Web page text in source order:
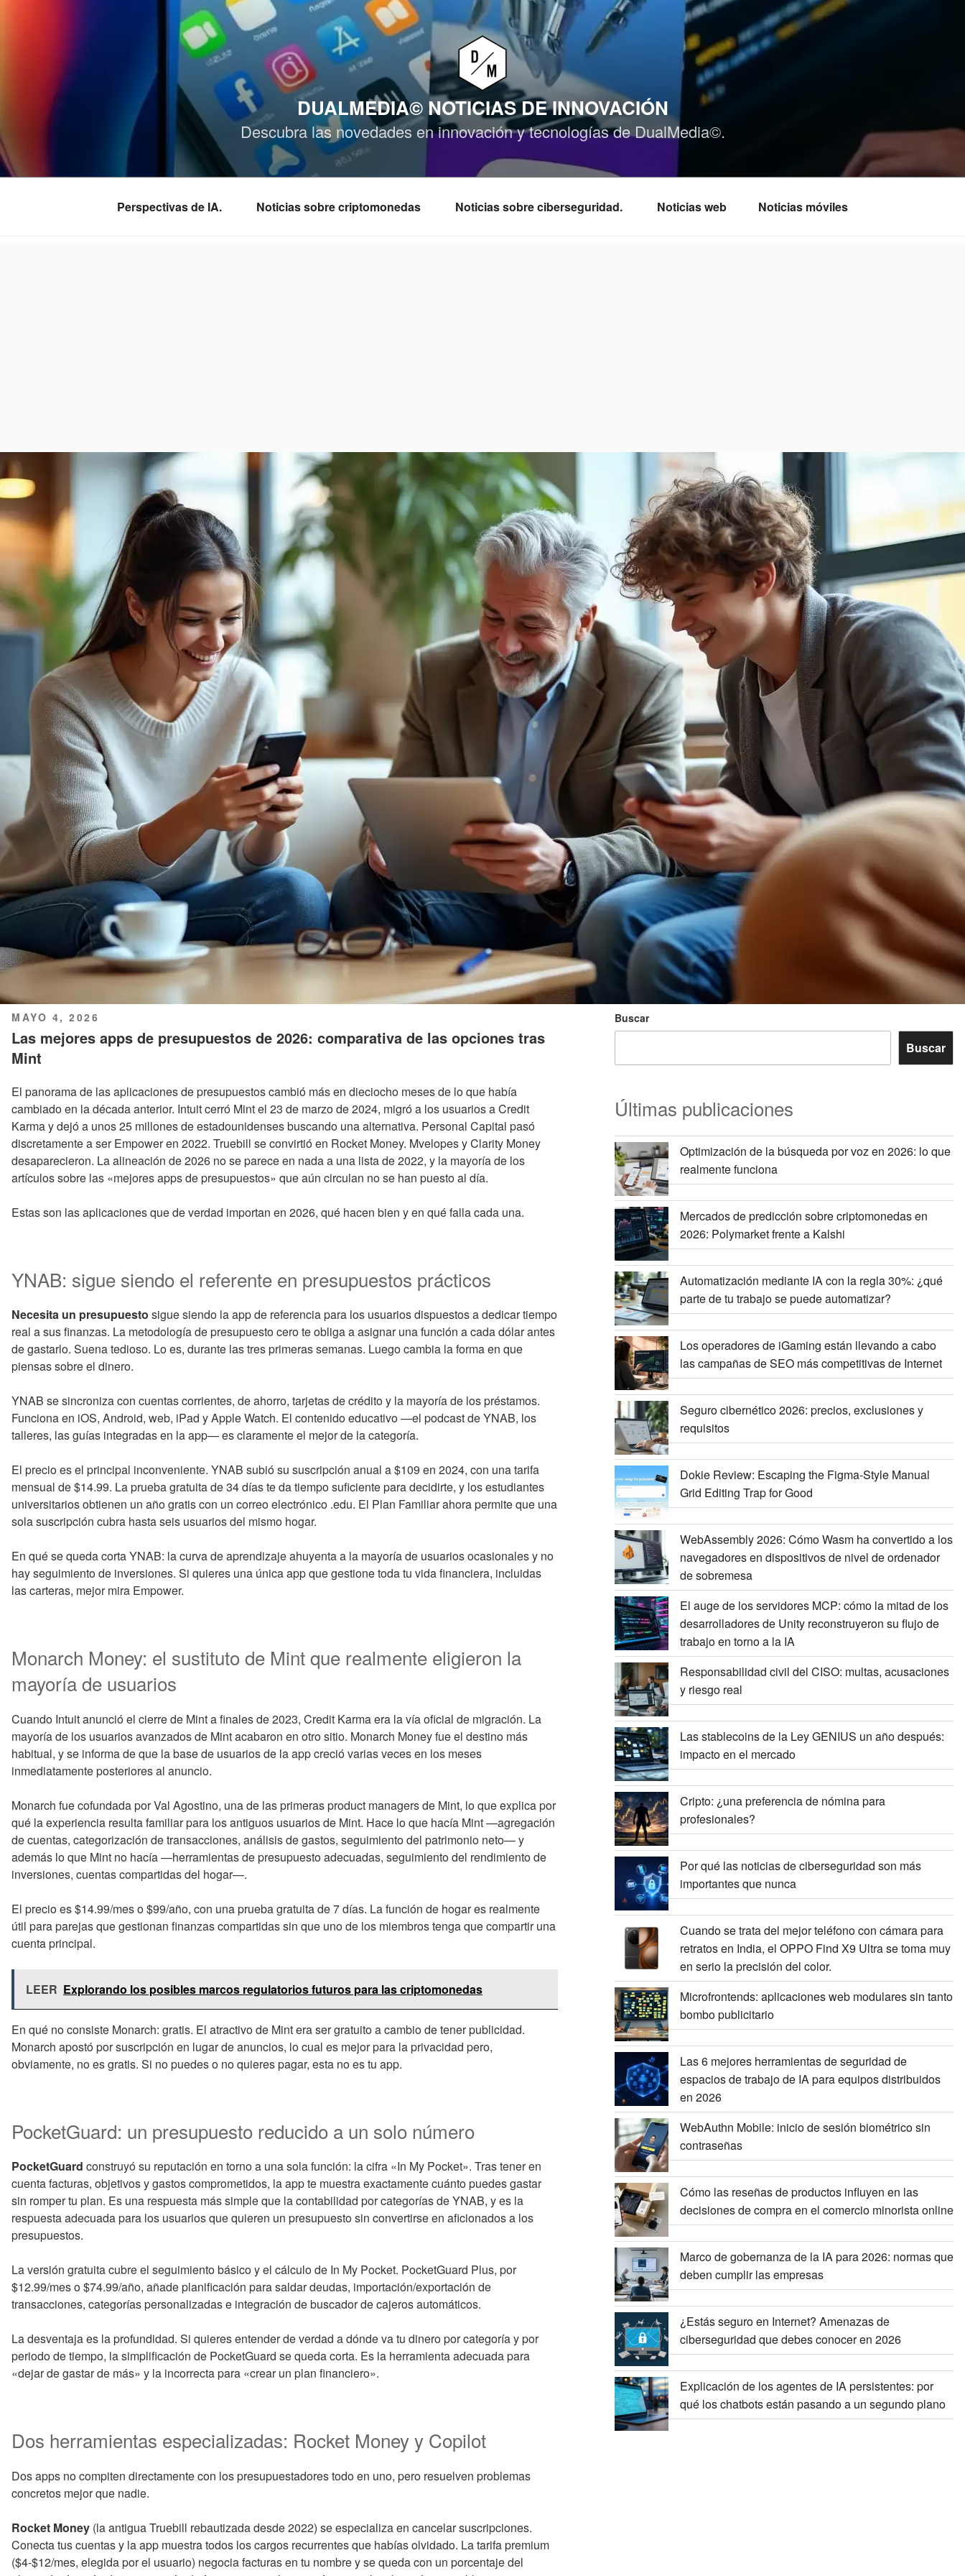
DUALMEDIA© NOTICIAS DE INNOVACIÓN
Descubra las novedades en innovación y tecnologías de DualMedia©.
Perspectivas de IA. Noticias sobre criptomonedas Noticias sobre ciberseguridad. Noticias web Noticias móviles
PUBLICADO
EL
MAYO 4, 2026
Las mejores apps de presupuestos de 2026: comparativa de las opciones tras
Mint
El panorama de las aplicaciones de presupuestos cambió más en dieciocho meses de lo que había
cambiado en la década anterior. Intuit cerró Mint el 23 de marzo de 2024, migró a los usuarios a Credit
Karma y dejó a unos 25 millones de estadounidenses buscando una alternativa. Personal Capital pasó
discretamente a ser Empower en 2022. Truebill se convirtió en Rocket Money. Mvelopes y Clarity Money
desaparecieron. La alineación de 2026 no se parece en nada a una lista de 2022, y la mayoría de los
artículos sobre las «mejores apps de presupuestos» que aún circulan no se han puesto al día.
Estas son las aplicaciones que de verdad importan en 2026, qué hacen bien y en qué falla cada una.
YNAB: sigue siendo el referente en presupuestos prácticos
Necesita un presupuesto sigue siendo la app de referencia para los usuarios dispuestos a dedicar tiempo
real a sus finanzas. La metodología de presupuesto cero te obliga a asignar una función a cada dólar antes
de gastarlo. Suena tedioso. Lo es, durante las tres primeras semanas. Luego cambia la forma en que
piensas sobre el dinero.
YNAB se sincroniza con cuentas corrientes, de ahorro, tarjetas de crédito y la mayoría de los préstamos.
Funciona en iOS, Android, web, iPad y Apple Watch. El contenido educativo —el podcast de YNAB, los
talleres, las guías integradas en la app— es claramente el mejor de la categoría.
El precio es el principal inconveniente. YNAB subió su suscripción anual a $109 en 2024, con una tarifa
mensual de $14.99. La prueba gratuita de 34 días te da tiempo suficiente para decidirte, y los estudiantes
universitarios obtienen un año gratis con un correo electrónico .edu. El Plan Familiar ahora permite que una
sola suscripción cubra hasta seis usuarios del mismo hogar.
En qué se queda corta YNAB: la curva de aprendizaje ahuyenta a la mayoría de usuarios ocasionales y no
hay seguimiento de inversiones. Si quieres una única app que gestione toda tu vida financiera, incluidas
las carteras, mejor mira Empower.
Monarch Money: el sustituto de Mint que realmente eligieron la
mayoría de usuarios
Cuando Intuit anunció el cierre de Mint a finales de 2023, Credit Karma era la vía oficial de migración. La
mayoría de los usuarios avanzados de Mint acabaron en otro sitio. Monarch Money fue el destino más
habitual, y se informa de que la base de usuarios de la app creció varias veces en los meses
inmediatamente posteriores al anuncio.
Monarch fue cofundada por Val Agostino, una de las primeras product managers de Mint, lo que explica por
qué la experiencia resulta familiar para los antiguos usuarios de Mint. Hace lo que hacía Mint —agregación
de cuentas, categorización de transacciones, análisis de gastos, seguimiento del patrimonio neto— y
además lo que Mint no hacía —herramientas de presupuesto adecuadas, seguimiento del rendimiento de
inversiones, cuentas compartidas del hogar—.
El precio es $14.99/mes o $99/año, con una prueba gratuita de 7 días. La función de hogar es realmente
útil para parejas que gestionan finanzas compartidas sin que uno de los miembros tenga que compartir una
cuenta principal.
LEER Explorando los posibles marcos regulatorios futuros para las criptomonedas
En qué no consiste Monarch: gratis. El atractivo de Mint era ser gratuito a cambio de tener publicidad.
Monarch apostó por suscripción en lugar de anuncios, lo cual es mejor para la privacidad pero,
obviamente, no es gratis. Si no puedes o no quieres pagar, esta no es tu app.
PocketGuard: un presupuesto reducido a un solo número
PocketGuard construyó su reputación en torno a una sola función: la cifra «In My Pocket». Tras tener en
cuenta facturas, objetivos y gastos comprometidos, la app te muestra exactamente cuánto puedes gastar
sin romper tu plan. Es una respuesta más simple que la contabilidad por categorías de YNAB, y es la
respuesta adecuada para los usuarios que quieren un presupuesto sin convertirse en aficionados a los
presupuestos.
La versión gratuita cubre el seguimiento básico y el cálculo de In My Pocket. PocketGuard Plus, por
$12.99/mes o $74.99/año, añade planificación para saldar deudas, importación/exportación de
transacciones, categorías personalizadas e integración de buscador de cajeros automáticos.
La desventaja es la profundidad. Si quieres entender de verdad a dónde va tu dinero por categoría y por
periodo de tiempo, la simplificación de PocketGuard se queda corta. Es la herramienta adecuada para
«dejar de gastar de más» y la incorrecta para «crear un plan financiero».
Dos herramientas especializadas: Rocket Money y Copilot
Dos apps no compiten directamente con los presupuestadores todo en uno, pero resuelven problemas
concretos mejor que nadie.
Rocket Money (la antigua Truebill rebautizada desde 2022) se especializa en cancelar suscripciones.
Conecta tus cuentas y la app muestra todos los cargos recurrentes que habías olvidado. La tarifa premium
($4-$12/mes, elegida por el usuario) negocia facturas en tu nombre y se queda con un porcentaje del
Buscar
Buscar
Últimas publicaciones
Optimización de la búsqueda por voz en 2026: lo que
realmente funciona
Mercados de predicción sobre criptomonedas en
2026: Polymarket frente a Kalshi
Automatización mediante IA con la regla 30%: ¿qué
parte de tu trabajo se puede automatizar?
Los operadores de iGaming están llevando a cabo
las campañas de SEO más competitivas de Internet
Seguro cibernético 2026: precios, exclusiones y
requisitos
Dokie Review: Escaping the Figma-Style Manual
Grid Editing Trap for Good
WebAssembly 2026: Cómo Wasm ha convertido a los
navegadores en dispositivos de nivel de ordenador
de sobremesa
El auge de los servidores MCP: cómo la mitad de los
desarrolladores de Unity reconstruyeron su flujo de
trabajo en torno a la IA
Responsabilidad civil del CISO: multas, acusaciones
y riesgo real
Las stablecoins de la Ley GENIUS un año después:
impacto en el mercado
Cripto: ¿una preferencia de nómina para
profesionales?
Por qué las noticias de ciberseguridad son más
importantes que nunca
Cuando se trata del mejor teléfono con cámara para
retratos en India, el OPPO Find X9 Ultra se toma muy
en serio la precisión del color.
Microfrontends: aplicaciones web modulares sin tanto
bombo publicitario
Las 6 mejores herramientas de seguridad de
espacios de trabajo de IA para equipos distribuidos
en 2026
WebAuthn Mobile: inicio de sesión biométrico sin
contraseñas
Cómo las reseñas de productos influyen en las
decisiones de compra en el comercio minorista online
Marco de gobernanza de la IA para 2026: normas que
deben cumplir las empresas
¿Estás seguro en Internet? Amenazas de
ciberseguridad que debes conocer en 2026
Explicación de los agentes de IA persistentes: por
qué los chatbots están pasando a un segundo plano